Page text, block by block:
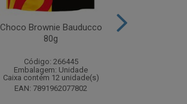
Choco Brownie Bauducco
80g
Código: 266445
Embalagem: Unidade
Caixa contém 12 unidade(s)
EAN: 7891962077802